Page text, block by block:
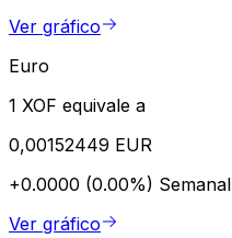
Ver gráfico
Euro
1 XOF equivale a
0,00152449 EUR
+0.0000 (0.00%) Semanal
Ver gráfico